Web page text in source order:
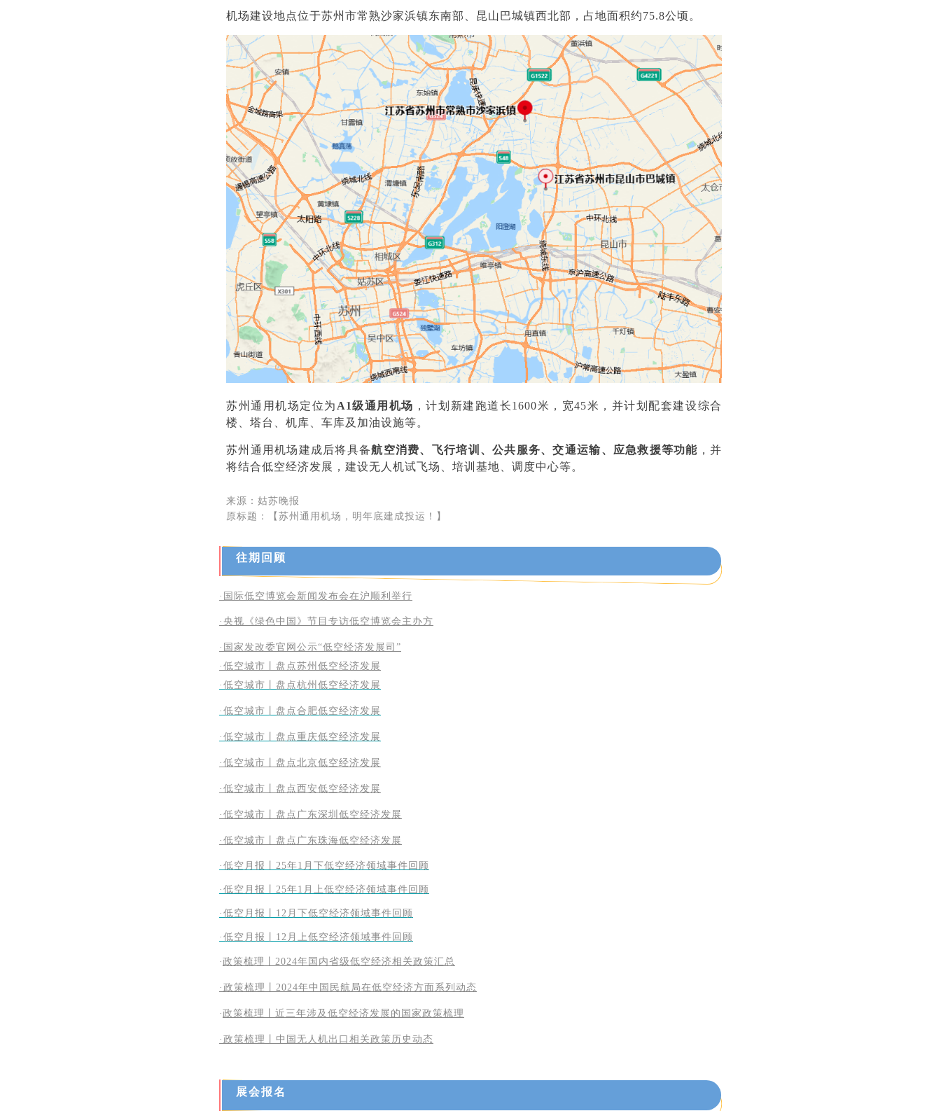
机场建设地点位于苏州市常熟沙家浜镇东南部、昆山巴城镇西北部，占地面积约75.8公顷。
苏州通用机场定位为 A1级通用机场 ，计划新建跑道长1600米，宽45米，并计划配套建设综合
楼、塔台、机库、车库及加油设施等。
苏州通用机场建成后将具备航空消费、飞行培训、公共服务、交通运输、应急救援等功能 ，并
将结合低空经济发展，建设无人机试飞场、培训基地、调度中心等。
来源：姑苏晚报
原标题：【苏州通用机场，明年底建成投运！】
往期回顾
·国际低空博览会新闻发布会在沪顺利举行
·央视《绿色中国》节目专访低空博览会主办方
·国家发改委官网公示“低空经济发展司”
·低空城市丨盘点苏州低空经济发展
·低空城市丨盘点杭州低空经济发展
·低空城市丨盘点合肥低空经济发展
·低空城市丨盘点重庆低空经济发展
·低空城市丨盘点北京低空经济发展
·低空城市丨盘点西安低空经济发展
·低空城市丨盘点广东深圳低空经济发展
·低空城市丨盘点广东珠海低空经济发展
·低空月报丨25年1月下低空经济领域事件回顾
·低空月报丨25年1月上低空经济领域事件回顾
·低空月报丨12月下低空经济领域事件回顾
·低空月报丨12月上低空经济领域事件回顾
·政策梳理丨2024年国内省级低空经济相关政策汇总
·政策梳理丨2024年中国民航局在低空经济方面系列动态
·政策梳理丨近三年涉及低空经济发展的国家政策梳理
· 政策梳理丨中国无人机出口相关政策历史动态
展会报名